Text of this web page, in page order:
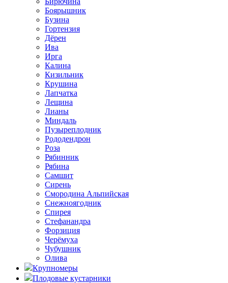
Боярышник
Бузина
Гортензия
Дёрен
Ива
Ирга
Калина
Кизильник
Крушина
Лапчатка
Лещина
Лианы
Миндаль
Пузыреплодник
Рододендрон
Роза
Рябинник
Рябина
Самшит
Сирень
Смородина Альпийская
Снежноягодник
Спирея
Стефанандра
Форзиция
Черёмуха
Чубушник
Олива
Крупномеры
Плодовые кустарники